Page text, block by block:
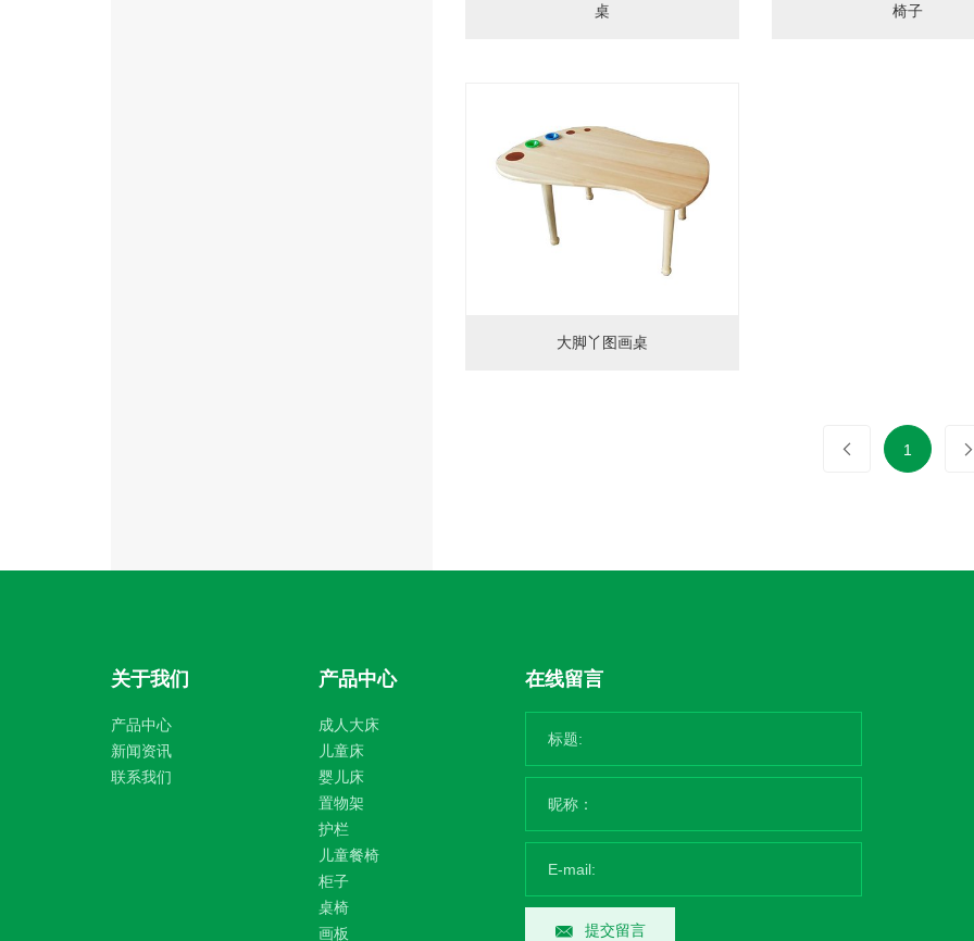
桌 椅子
大脚丫图画桌
1
关于我们
产品中心
新闻资讯
联系我们
产品中心
成人大床
儿童床
婴儿床
置物架
护栏
儿童餐椅
柜子
桌椅
画板
在线留言
提交留言